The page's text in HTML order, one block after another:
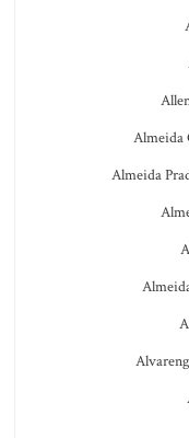
Almeida
Almeida